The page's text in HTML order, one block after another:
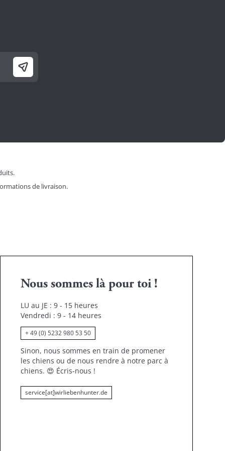
de livraison.
Nous sommes là pour toi !
LU au JE : 9 - 15 heures
Vendredi : 9 - 14 heures
+ 49 (0) 5232 980 53 50
Sinon, nous sommes en train de promener
les chiens ou de nous rendre à notre parc à
chiens. 😍 Écris-nous !
service[at]wirliebenhunter.de